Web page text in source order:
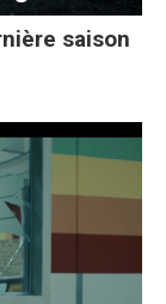
saison